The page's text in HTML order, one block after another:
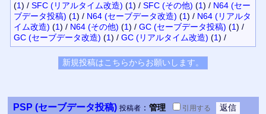
(1) / SFC (リアルタイム改造) (1) / SFC (その他) (1) / N64 (セー
ブデータ投稿) (1) / N64 (セーブデータ改造) (1) / N64 (リアルタ
イム改造) (1) / N64 (その他) (1) / GC (セーブデータ投稿) (1) /
GC (セーブデータ改造) (1) / GC (リアルタイム改造) (1) /
PSP (セーブデータ投稿) 投稿者： 管理 引用する